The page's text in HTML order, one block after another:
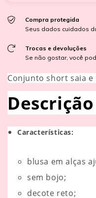
Compra protegida
Seus dados cuidados
Trocas e devoluções
Se não gostar, você
Conjunto short saia e
Descrição
Características:
blusa em alças
sem bojo;
decote reto;